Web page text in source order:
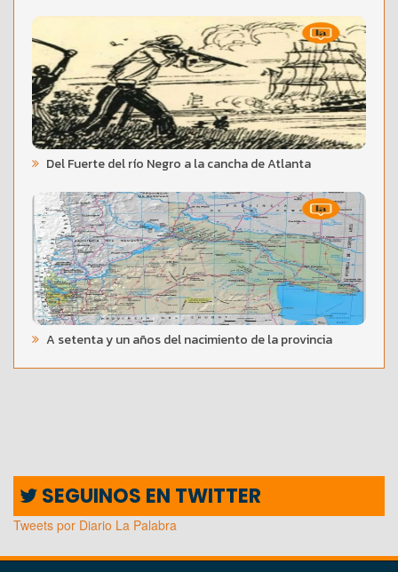
Del Fuerte del río Negro a la cancha de Atlanta
A setenta y un años del nacimiento de la provincia
SEGUINOS EN TWITTER
Tweets por Diario La Palabra